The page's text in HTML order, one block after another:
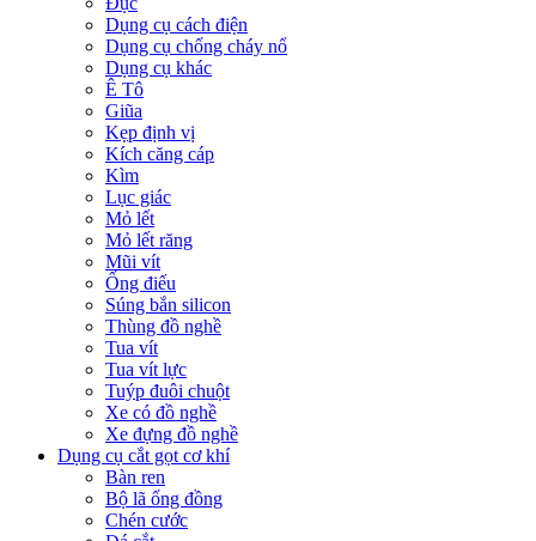
Dụng cụ cách điện
Dụng cụ chống cháy nổ
Dụng cụ khác
Ê Tô
Giũa
Kẹp định vị
Kích căng cáp
Kìm
Lục giác
Mỏ lết
Mỏ lết răng
Mũi vít
Ống điếu
Súng bắn silicon
Thùng đồ nghề
Tua vít
Tua vít lực
Tuýp đuôi chuột
Xe có đồ nghề
Xe đựng đồ nghề
Dụng cụ cắt gọt cơ khí
Bàn ren
Bộ lã ống đồng
Chén cước